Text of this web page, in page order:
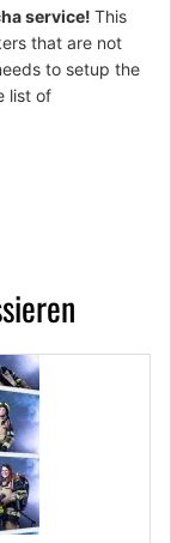
service! This
that are not
to setup the
list of